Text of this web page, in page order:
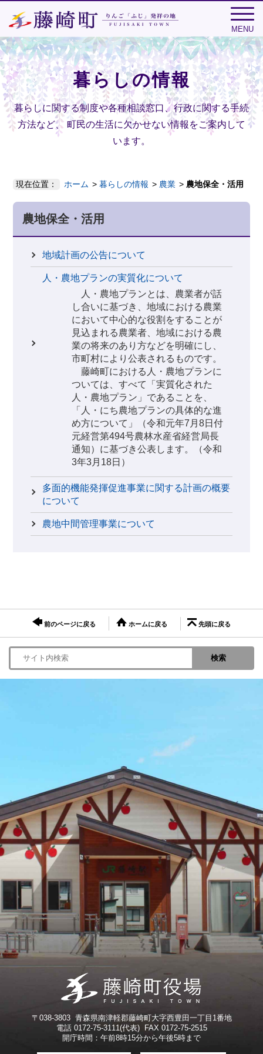
MENU
暮らしの情報
暮らしに関する制度や各種相談窓口、行政に関する手続
方法など、 町民の生活に欠かせない情報をご案内して
います。
現在位置： ホーム 暮らしの情報 農業 農地保全・活用
農地保全・活用
地域計画の公告について
人・農地プランの実質化について
人・農地プランとは、農業者が話
し合いに基づき、地域における農業
において中心的な役割をすることが
見込まれる農業者、地域における農
業の将来のあり方などを明確にし、
市町村により公表されるものです。
藤崎町における人・農地プランに
ついては、すべて「実質化された
人・農地プラン」であることを、
「人・にち農地プランの具体的な進
め方について」（令和元年7月8日付
元経営第494号農林水産省経営局長
通知）に基づき公表します。（令和
3年3月18日）
多面的機能発揮促進事業に関する計画の概要
について
農地中間管理事業について
前のページに戻る ホームに戻る 先頭に戻る
〒038-3803 青森県南津軽郡藤崎町大字西豊田一丁目1番地
電話 0172-75-3111(代表) FAX 0172-75-2515
開庁時間：午前8時15分から午後5時まで